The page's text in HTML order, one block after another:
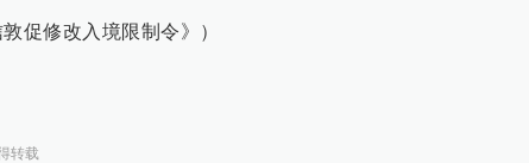
促修改入境限制令》）
转载